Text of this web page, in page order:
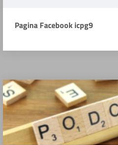
Pagina Facebook icpg9